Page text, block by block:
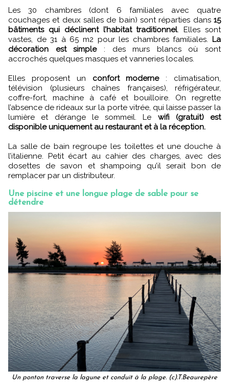
Les 30 chambres (dont 6 familiales avec quatre
couchages et deux salles de bain) sont réparties dans 15
bâtiments qui déclinent l’habitat traditionnel. Elles sont
vastes, de 31 à 65 m2 pour les chambres familiales. La
décoration est simple : des murs blancs où sont
accrochés quelques masques et vanneries locales.
Elles proposent un confort moderne: climatisation,
télévision (plusieurs chaînes françaises), réfrigérateur,
coffre-fort, machine à café et bouilloire. On regrette
l’absence de rideaux sur la porte vitrée, qui laisse passer la
lumière et dérange le sommeil. Le wifi (gratuit) est
disponible uniquement au restaurant et à la réception.
La salle de bain regroupe les toilettes et une douche à
l’italienne. Petit écart au cahier des charges, avec des
dosettes de savon et shampoing qu’il serait bon de
remplacer par un distributeur.
Une piscine et une longue plage de sable pour se
détendre
Un ponton traverse la lagune et conduit à la plage. (c).T.Beaurepère